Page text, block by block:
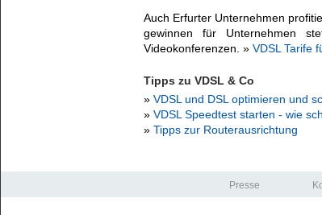
Auch Erfurter Unternehmen
gewinnen für Unternehmen
Videokonferenzen. » VDSL Tarife
Tipps zu VDSL & Co
» VDSL und DSL optimieren und
» VDSL Speedtest starten - wie
» Tipps zur Routerausrichtung
Presse